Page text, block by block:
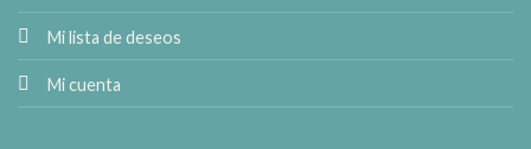
Mi lista de deseos
Mi cuenta